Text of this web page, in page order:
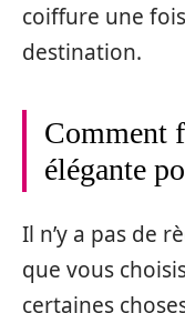
coiffure une
destination.
Comment
élégante
Il n’y a pas de
que vous
certaines